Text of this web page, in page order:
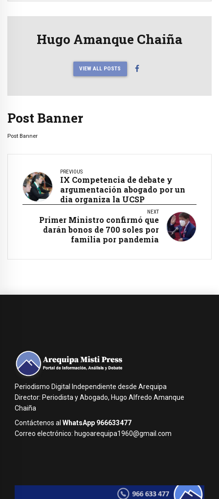
Hugo Amanque Chaiña
VIEW ALL POSTS
Post Banner
Post Banner
PREVIOUS
IX Competencia de debate y
argumentación abogado por un
dia organiza la UCSP
NEXT
Primer Ministro confirmó que
darán bonos de 700 soles por
familia por pandemia
Periodismo Digital Independiente desde Arequipa
Director: Periodista y Abogado, Hugo Alfredo Amanque
Chaiña
Contáctenos al WhatsApp 966633477
Correo electrónico: hugoarequipa1960@gmail.com